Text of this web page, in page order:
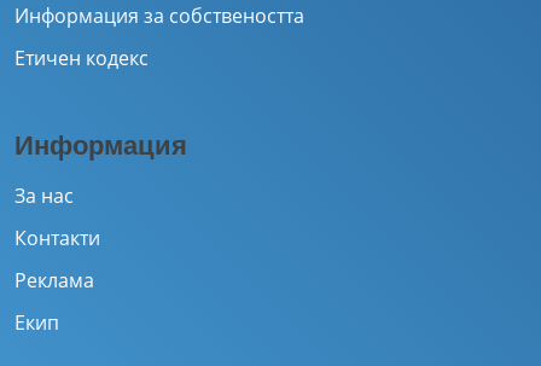
Информация за собствеността
Етичен кодекс
Информация
За нас
Контакти
Реклама
Екип